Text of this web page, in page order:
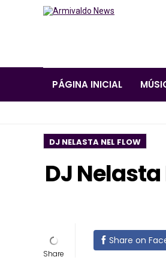
PÁGINA INICIAL
DJ NELASTA NEL FLOW
DJ Nelasta
Share on